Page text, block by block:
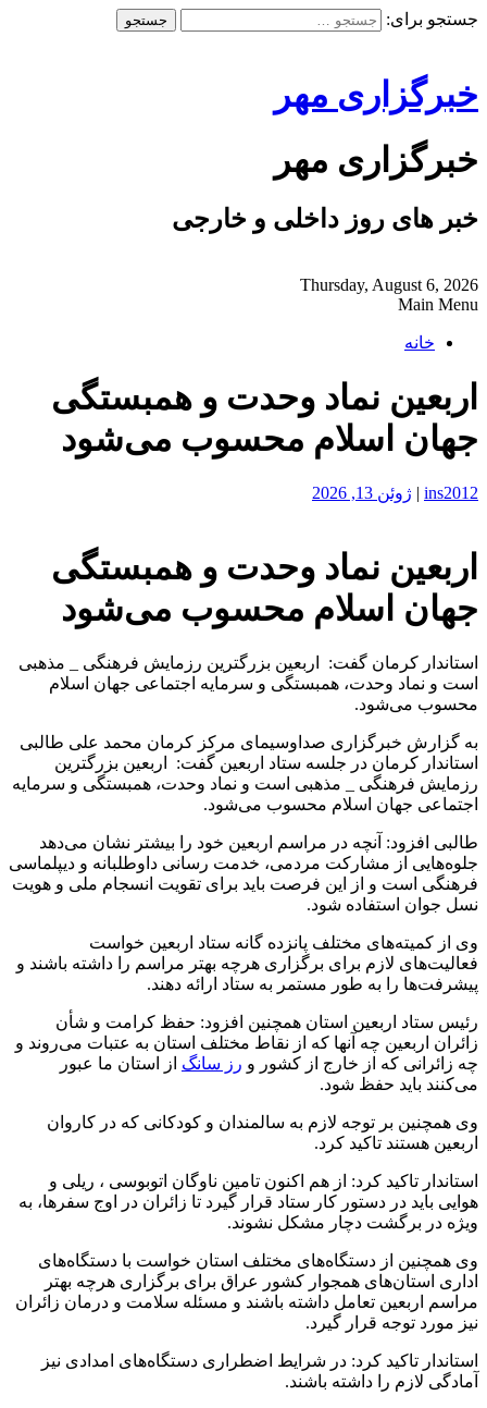
جستجو برای:
خبرگزاری مهر
خبرگزاری مهر
خبر های روز داخلی و خارجی
Thursday, August 6, 2026
Main Menu
خانه
اربعین نماد وحدت و همبستگی
جهان اسلام محسوب می‌شود
ins2012
| ژوئن 13, 2026
اربعین نماد وحدت و همبستگی
جهان اسلام محسوب می‌شود
استاندار کرمان گفت: اربعین بزرگترین رزمایش فرهنگی _ مذهبی
است و نماد وحدت، همبستگی و سرمایه اجتماعی جهان اسلام
محسوب می‌شود.
به گزارش خبرگزاری صداوسیمای مرکز کرمان محمد علی طالبی
استاندار کرمان در جلسه ستاد اربعین گفت: اربعین بزرگترین
رزمایش فرهنگی _ مذهبی است و نماد وحدت، همبستگی و سرمایه
اجتماعی جهان اسلام محسوب می‌شود.
طالبی افزود: آنچه در مراسم اربعین خود را بیشتر نشان می‌دهد
جلوه‌هایی از مشارکت مردمی، خدمت رسانی داوطلبانه و دیپلماسی
فرهنگی است و از این فرصت باید برای تقویت انسجام ملی و هویت
نسل جوان استفاده شود.
وی از کمیته‌های مختلف پانزده گانه ستاد اربعین خواست
فعالیت‌های لازم برای برگزاری هرچه بهتر مراسم را داشته باشند و
پیشرفت‌ها را به طور مستمر به ستاد ارائه دهند.
رئیس ستاد اربعین استان همچنین افزود: حفظ کرامت و شأن
زائران اربعین چه آنها که از نقاط مختلف استان به عتبات می‌روند و
چه زائرانی که از خارج از کشور و رز سانگ از استان ما عبور
می‌کنند باید حفظ شود.
وی همچنین بر توجه لازم به سالمندان و کودکانی که در کاروان
اربعین هستند تاکید کرد.
استاندار تاکید کرد: از هم اکنون تامین ناوگان اتوبوسی ، ریلی و
هوایی باید در دستور کار ستاد قرار گیرد تا زائران در اوج سفر‌ها، به
ویژه در برگشت دچار مشکل نشوند.
وی همچنین از دستگاه‌های مختلف استان خواست با دستگاه‌های
اداری استان‌های همجوار کشور عراق برای برگزاری هرچه بهتر
مراسم اربعین تعامل داشته باشند و مسئله سلامت و درمان زائران
نیز مورد توجه قرار گیرد.
استاندار تاکید کرد: در شرایط اضطراری دستگاه‌های امدادی نیز
آمادگی لازم را داشته باشند.